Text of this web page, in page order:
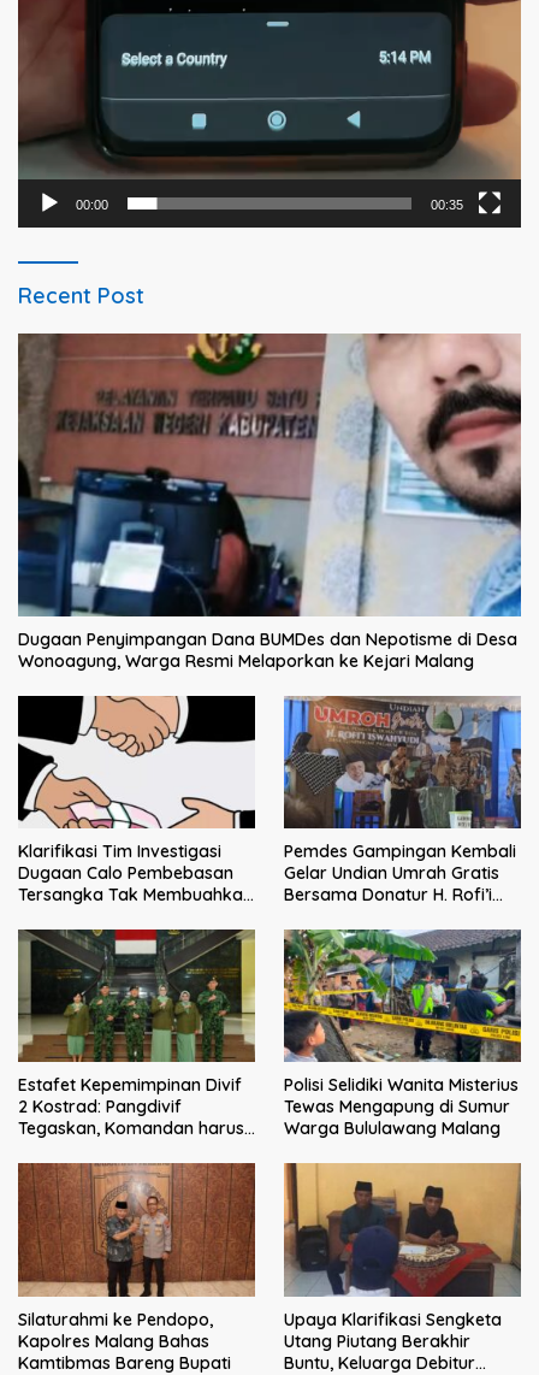
00:00 00:35
Recent Post
Dugaan Penyimpangan Dana BUMDes dan Nepotisme di Desa
Wonoagung, Warga Resmi Melaporkan ke Kejari Malang
Klarifikasi Tim Investigasi
Dugaan Calo Pembebasan
Tersangka Tak Membuahkan
Pemdes Gampingan Kembali
Gelar Undian Umrah Gratis
Bersama Donatur H. Rofi’i
bagi Pejuang Sosial
Estafet Kepemimpinan Divif
2 Kostrad: Pangdivif
Tegaskan, Komandan harus
dan solusi bagi prajurit
Polisi Selidiki Wanita Misterius
Tewas Mengapung di Sumur
Warga Bululawang Malang
Silaturahmi ke Pendopo,
Kapolres Malang Bahas
Kamtibmas Bareng Bupati
Upaya Klarifikasi Sengketa
Utang Piutang Berakhir
Buntu, Keluarga Debitur